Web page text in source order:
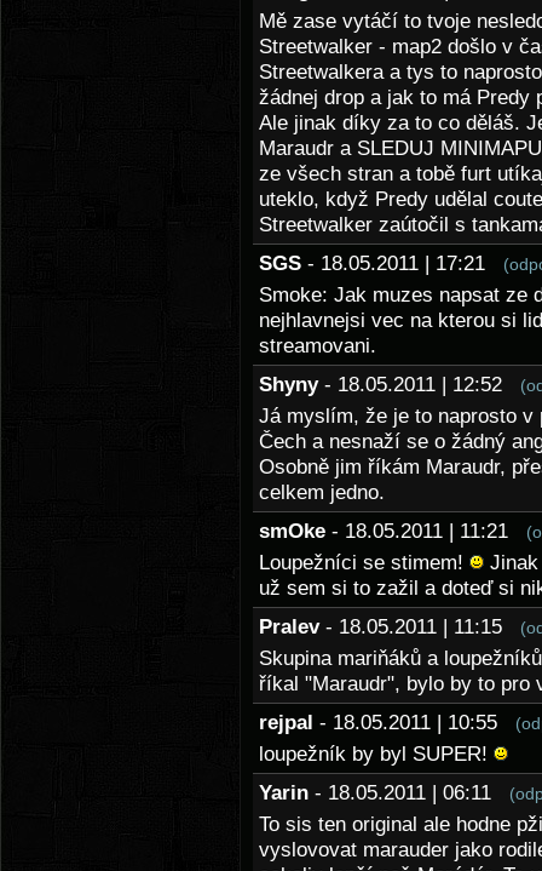
Mě zase vytáčí to tvoje
Streetwalker - map2 došlo v
Streetwalkera a tys to
žádnej drop a jak to má Predy
Ale jinak díky za to co děláš.
Maraudr a SLEDUJ
ze všech stran a tobě furt
uteklo, když Predy udělal
Streetwalker zaútočil s
SGS - 18.05.2011 | 17:21
Smoke: Jak muzes napsat ze
nejhlavnejsi vec na kterou si
streamovani.
Shyny - 18.05.2011 | 12:52
Já myslím, že je to naprosto
Čech a nesnaží se o žádný
Osobně jim říkám Maraudr,
celkem jedno.
smOke - 18.05.2011 | 11:21
Loupežníci se stimem!
už sem si to zažil a doteď si
Pralev - 18.05.2011 | 11:15
Skupina mariňáků a
říkal "Maraudr", bylo by to pro
rejpal - 18.05.2011 | 10:55
loupežník by byl SUPER!
Yarin - 18.05.2011 | 06:11
To sis ten original ale hodne
vyslovovat marauder jako